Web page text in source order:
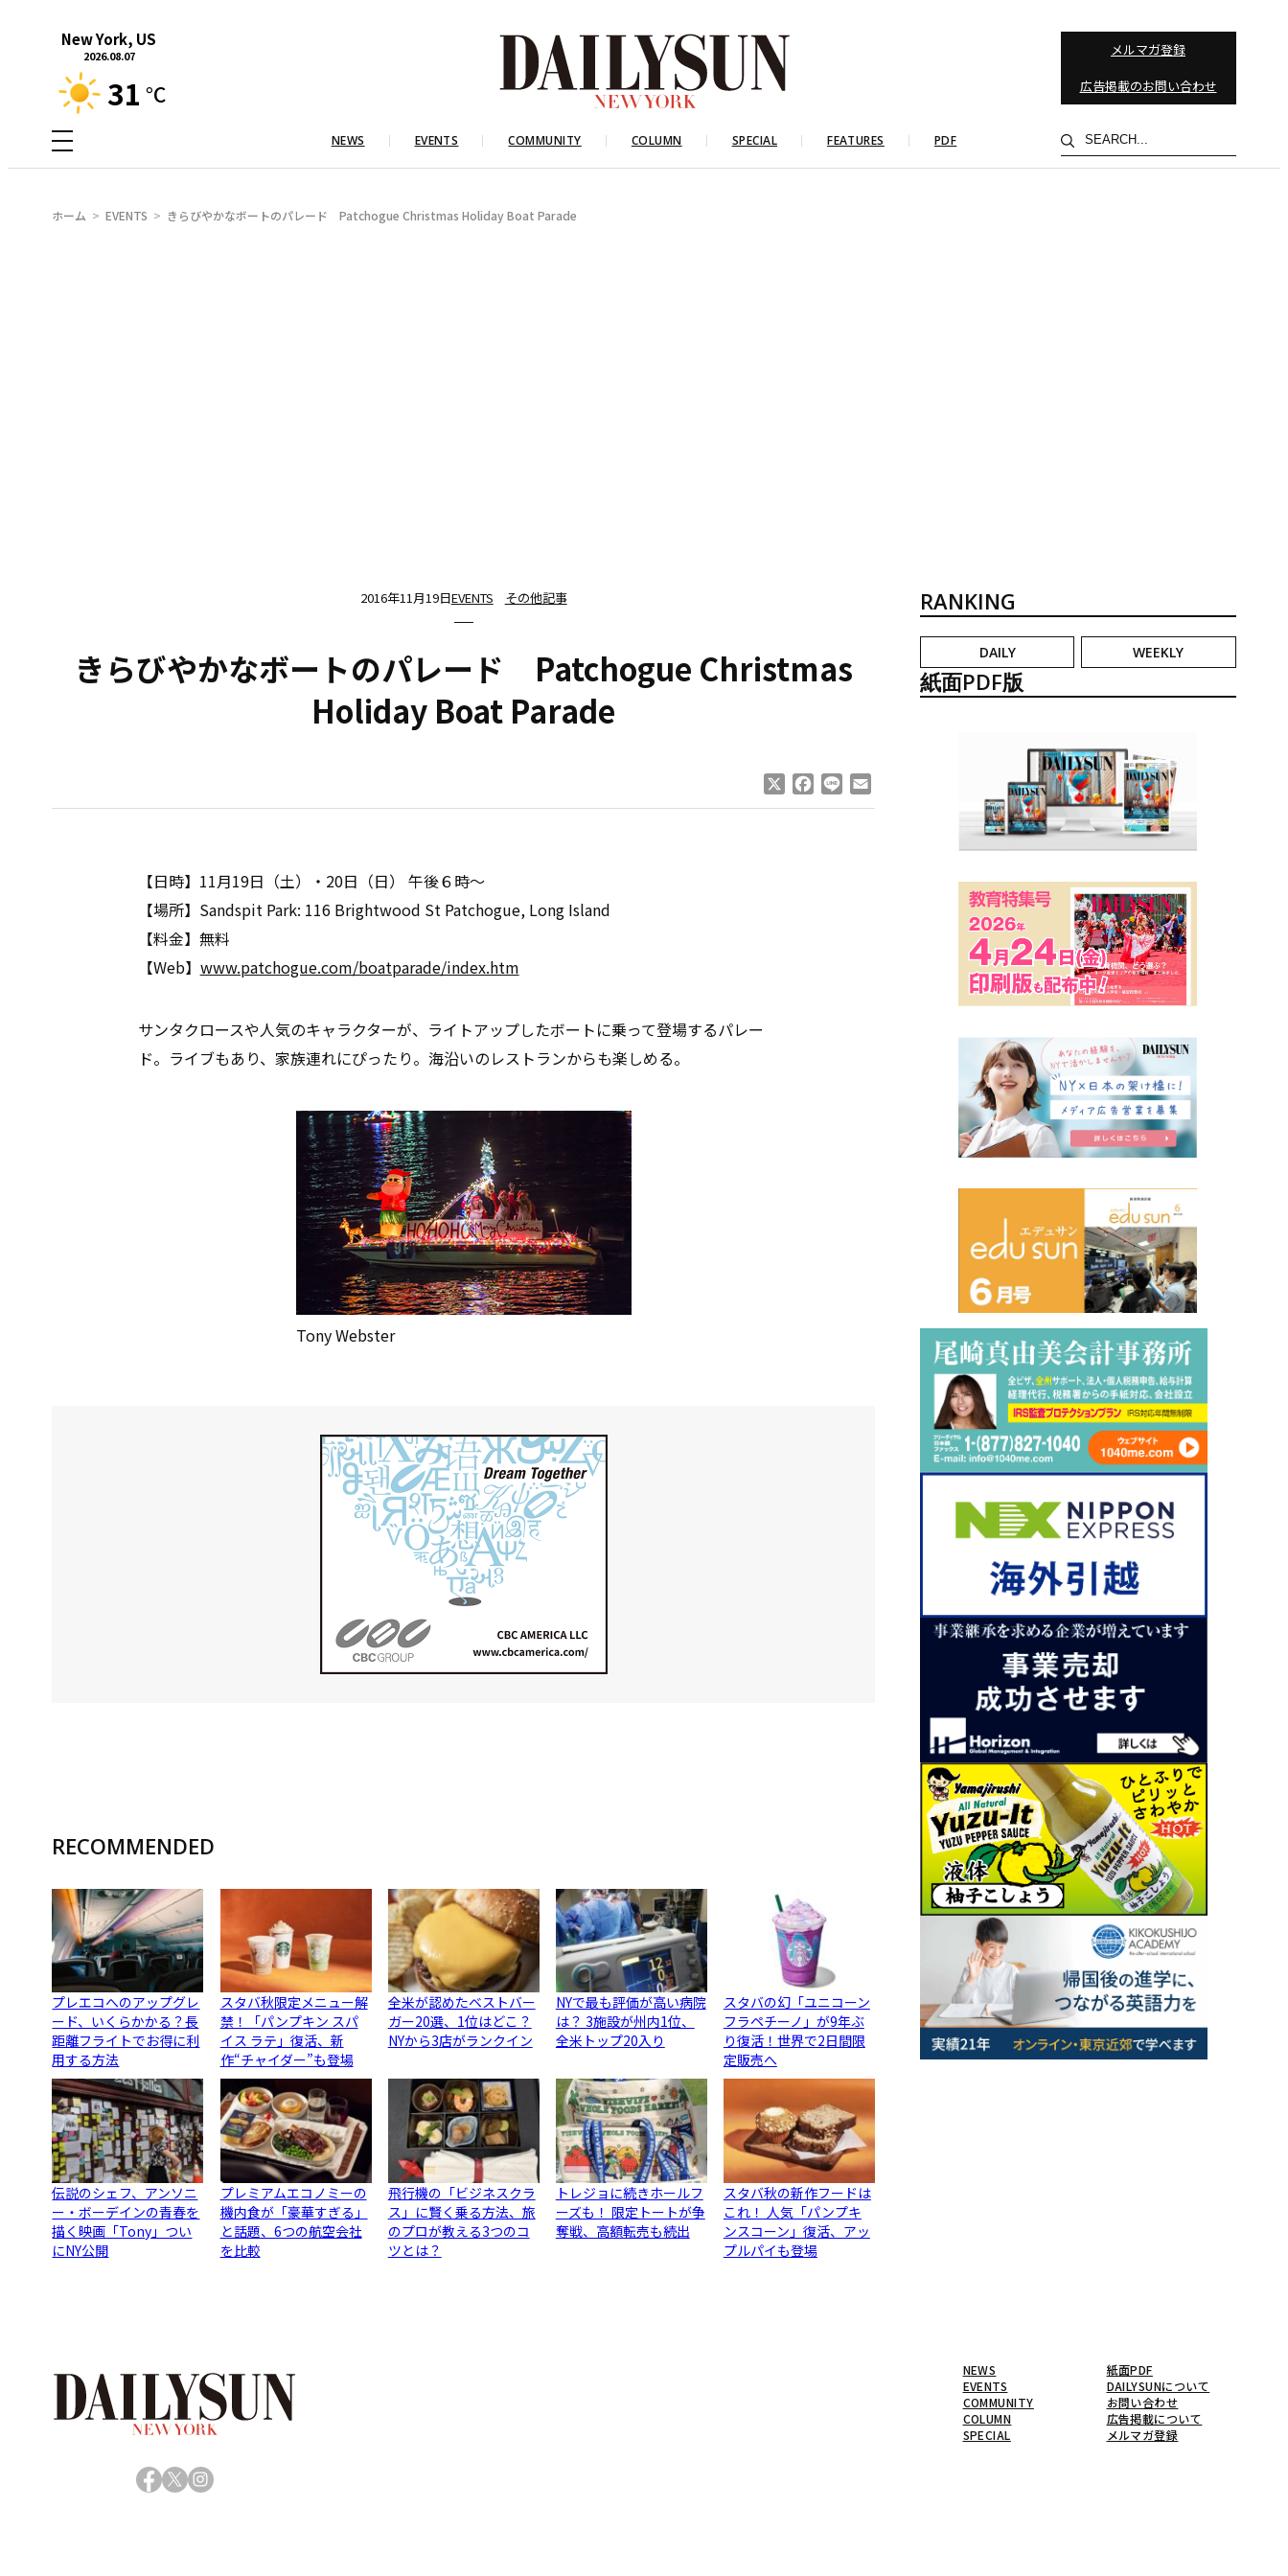
New York, US
2026.08.07
31 °C
メルマガ登録
広告掲載のお問い合わせ
NEWS EVENTS COMMUNITY COLUMN SPECIAL FEATURES PDF
検
索
ホーム EVENTS きらびやかなボートのパレード Patchogue Christmas Holiday Boat Parade
2016年11月19日EVENTS その他記事
きらびやかなボートのパレード Patchogue Christmas
Holiday Boat Parade
Facebook
Line
【日時】11月19日（土）・20日（日） 午後６時～
【場所】Sandspit Park: 116 Brightwood St Patchogue, Long Island
【料金】無料
【Web】 www.patchogue.com/boatparade/index.htm
サンタクロースや人気のキャラクターが、ライトアップしたボートに乗って登場するパレー
ド。ライブもあり、家族連れにぴったり。海沿いのレストランからも楽しめる。
Tony Webster
RECOMMENDED
プレエコへのアップグレ
ード、いくらかかる？長
距離フライトでお得に利
用する方法
スタバ秋限定メニュー解
禁！「パンプキン スパ
イス ラテ」復活、新
作“チャイダー”も登場
全米が認めたベストバー
ガー20選、1位はどこ？
NYから3店がランクイン
NYで最も評価が高い病院
は？ 3施設が州内1位、
全米トップ20入り
スタバの幻「ユニコーン
フラペチーノ」が9年ぶ
り復活！世界で2日間限
定販売へ
伝説のシェフ、アンソニ
ー・ボーデインの青春を
描く映画「Tony」つい
にNY公開
プレミアムエコノミーの
機内食が「豪華すぎる」
と話題、6つの航空会社
を比較
飛行機の「ビジネスクラ
ス」に賢く乗る方法、旅
のプロが教える3つのコ
ツとは？
トレジョに続きホールフ
ーズも！ 限定トートが争
奪戦、高額転売も続出
スタバ秋の新作フードは
これ！ 人気「パンプキ
ンスコーン」復活、アッ
プルパイも登場
RANKING
DAILY WEEKLY
紙面PDF版
Facebook
X Instagram
NEWS
EVENTS
COMMUNITY
COLUMN
SPECIAL
紙面PDF
DAILYSUNについて
お問い合わせ
広告掲載について
メルマガ登録